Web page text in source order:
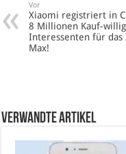
Vor
Xiaomi registriert in
8 Millionen Kauf-
Interessenten für das
Max!
verwandte Artikel